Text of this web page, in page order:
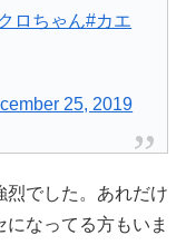
ロちゃん#カエ
25, 2019
烈でした。あれだけ
なってる方もいま